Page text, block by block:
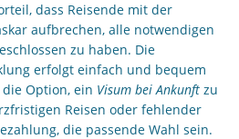
dass Reisende mit der
aufbrechen, alle notwendigen
zu haben. Die
erfolgt einfach und bequem
Option, ein Visum bei Ankunft zu
Reisen oder fehlender
die passende Wahl sein.